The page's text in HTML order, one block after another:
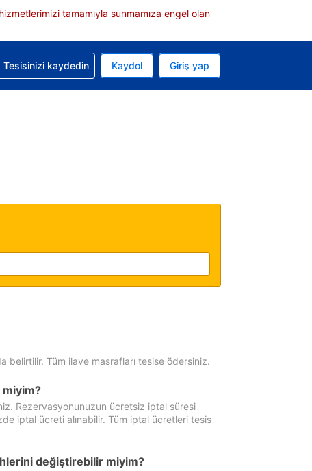
tamamıyla sunmamıza engel olan
Mevcut para biriminiz Türk lirası
Mevcut diliniz Türkçe
ilgili yardım alın
Tesisinizi kaydedin Kaydol Giriş yap
belirtilir. Tüm ilave masrafları tesise ödersiniz.
Rezervasyonunuzun ücretsiz iptal süresi
iptal ücreti alınabilir. Tüm iptal ücretleri tesis
değiştirebilir miyim?